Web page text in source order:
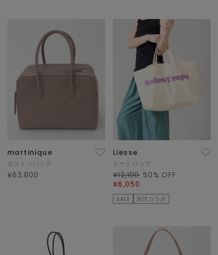
martinique
ボストンバッグ
¥63,800
Liesse
トートバッグ
¥12,100 50 % OFF
¥6,050
SALE 別注コラボ